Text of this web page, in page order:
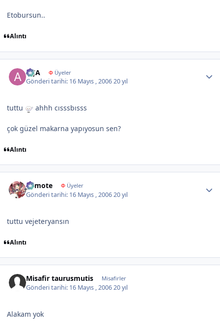
Etobursun..
Alıntı
AÇA ΦÜyeler
Gönderi tarihi: 16 Mayıs , 200620 yıl
tuttu ahhh cısssbısss
çok güzel makarna yapıyosun sen?
Alıntı
yumote ΦÜyeler
Gönderi tarihi: 16 Mayıs , 200620 yıl
tuttu vejeteryansın
Alıntı
Misafir taurusmutis Misafirler
Gönderi tarihi: 16 Mayıs , 200620 yıl
Alakam yok